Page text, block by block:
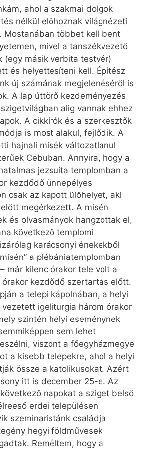
ahol a szakmai dolgok
nélkül előhoznak világnézeti
Mostanában többet kell bent
mivel a tanszékvezető
(egy másik verbita testvér)
és helyettesíteni kell. Építész
új számának megjelenéséről is
A lap úttörő kezdeményezés
alig vannak ehhez
A cikkírók és a szerkesztők
is most alakul, fejlődik. A
hajnali misék változatlanul
Cebuban. Annyira, hogy a
jezsuita templomban a
kezdődő ünnepélyes
csak az kapott ülőhelyet, aki
megérkezett. A misén
és olvasmányok hangzottak el,
következő templomi
karácsonyi énekekből
a plébániatemplomban
már kilenc órakor tele volt a
kezdődő szertartás előtt.
a telepi kápolnában, a helyi
igeliturgia három órakor
szintén helyi eseménynek
sem lehet
viszont a főegyházmegye
a kisebb telepekre, ahol a helyi
össze a katolikusokat. Azért
itt is december 25-e. Az
napokat a sziget belső
erdei településen
szeminaristánk családja
hegyi földművesek
Reméltem, hogy a